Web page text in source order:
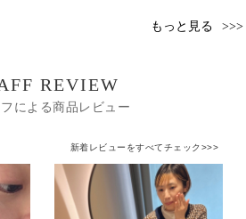
もっと見る
REVIEW
による商品レビュー
新着レビューをすべてチェック>>>